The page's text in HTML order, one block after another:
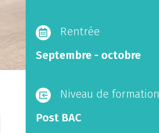
Rentrée
Septembre - octobre
Niveau de formation
Post BAC